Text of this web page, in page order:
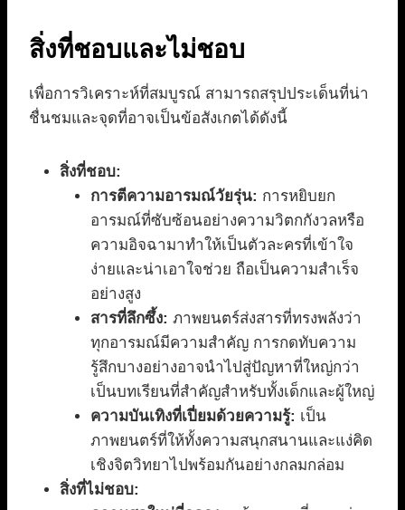
สิ่งที่ชอบและไม่ชอบ
เพื่อการวิเคราะห์ที่สมบูรณ์ สามารถสรุปประเด็นที่น่า
ชื่นชมและจุดที่อาจเป็นข้อสังเกตได้ดังนี้
สิ่งที่ชอบ:
การตีความอารมณ์วัยรุ่น: การหยิบยก
อารมณ์ที่ซับซ้อนอย่างความวิตกกังวลหรือ
ความอิจฉามาทำให้เป็นตัวละครที่เข้าใจ
ง่ายและน่าเอาใจช่วย ถือเป็นความสำเร็จ
อย่างสูง
สารที่ลึกซึ้ง: ภาพยนตร์ส่งสารที่ทรงพลังว่า
ทุกอารมณ์มีความสำคัญ การกดทับความ
รู้สึกบางอย่างอาจนำไปสู่ปัญหาที่ใหญ่กว่า
เป็นบทเรียนที่สำคัญสำหรับทั้งเด็กและผู้ใหญ่
ความบันเทิงที่เปี่ยมด้วยความรู้: เป็น
ภาพยนตร์ที่ให้ทั้งความสนุกสนานและแง่คิด
เชิงจิตวิทยาไปพร้อมกันอย่างกลมกล่อม
สิ่งที่ไม่ชอบ: